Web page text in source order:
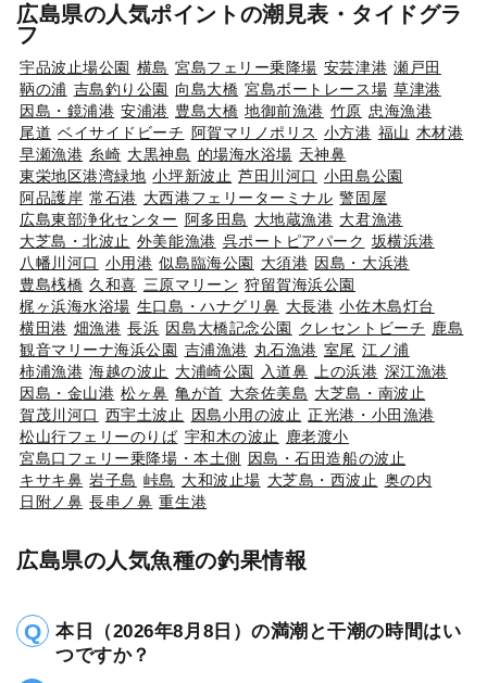
広島県の人気ポイントの潮見表・タイドグラ
フ
宇品波止場公園 横島 宮島フェリー乗降場 安芸津港 瀬戸田
鞆の浦 吉島釣り公園 向島大橋 宮島ボートレース場 草津港
因島・鏡浦港 安浦港 豊島大橋 地御前漁港 竹原 忠海漁港
尾道 ベイサイドビーチ 阿賀マリノポリス 小方港 福山 木材港
早瀬漁港 糸崎 大黒神島 的場海水浴場 天神鼻
東栄地区港湾緑地 小坪新波止 芦田川河口 小田島公園
阿品護岸 常石港 大西港フェリーターミナル 警固屋
広島東部浄化センター 阿多田島 大地蔵漁港 大君漁港
大芝島・北波止 外美能漁港 呉ポートピアパーク 坂横浜港
八幡川河口 小用港 似島臨海公園 大須港 因島・大浜港
豊島桟橋 久和喜 三原マリーン 狩留賀海浜公園
梶ヶ浜海水浴場 生口島・ハナグリ鼻 大長港 小佐木島灯台
横田港 畑漁港 長浜 因島大橋記念公園 クレセントビーチ 鹿島
観音マリーナ海浜公園 吉浦漁港 丸石漁港 室尾 江ノ浦
柿浦漁港 海越の波止 大浦崎公園 入道鼻 上の浜港 深江漁港
因島・金山港 松ヶ鼻 亀が首 大奈佐美島 大芝島・南波止
賀茂川河口 西宇土波止 因島小用の波止 正光港・小田漁港
松山行フェリーのりば 宇和木の波止
鹿老渡小
宮島口フェリー乗降場・本土側 因島・石田造船の波止
キサキ鼻 岩子島 峠島 大和波止場 大芝島・西波止 奥の内
日附ノ鼻 長串ノ鼻 重生港
広島県の人気魚種の釣果情報
本日（2026年8月8日）の満潮と干潮の時間はい
つですか？